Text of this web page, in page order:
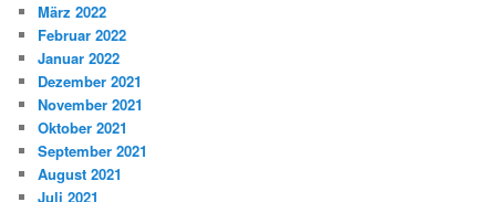
März 2022
Februar 2022
Januar 2022
Dezember 2021
November 2021
Oktober 2021
September 2021
August 2021
Juli 2021